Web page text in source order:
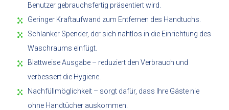
Benutzer gebrauchsfertig präsentiert wird.
Geringer Kraftaufwand zum Entfernen des Handtuchs.
Schlanker Spender, der sich nahtlos in die Einrichtung des
Waschraums einfügt.
Blattweise Ausgabe – reduziert den Verbrauch und
verbessert die Hygiene.
Nachfüllmöglichkeit – sorgt dafür, dass Ihre Gäste nie
ohne Handtücher auskommen.